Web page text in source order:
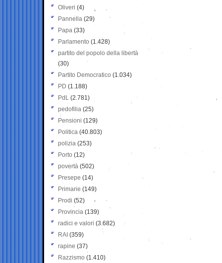
Oliveri (4)
Pannella (29)
Papa (33)
Parlamento (1.428)
partito del popolo della libertà
(30)
Partito Democratico (1.034)
PD (1.188)
PdL (2.781)
pedofilia (25)
Pensioni (129)
Politica (40.803)
polizia (253)
Porto (12)
povertà (502)
Presepe (14)
Primarie (149)
Prodi (52)
Provincia (139)
radici e valori (3.682)
RAI (359)
rapine (37)
Razzismo (1.410)